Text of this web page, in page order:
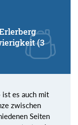
(3
ist es auch mit
zwischen
Seiten